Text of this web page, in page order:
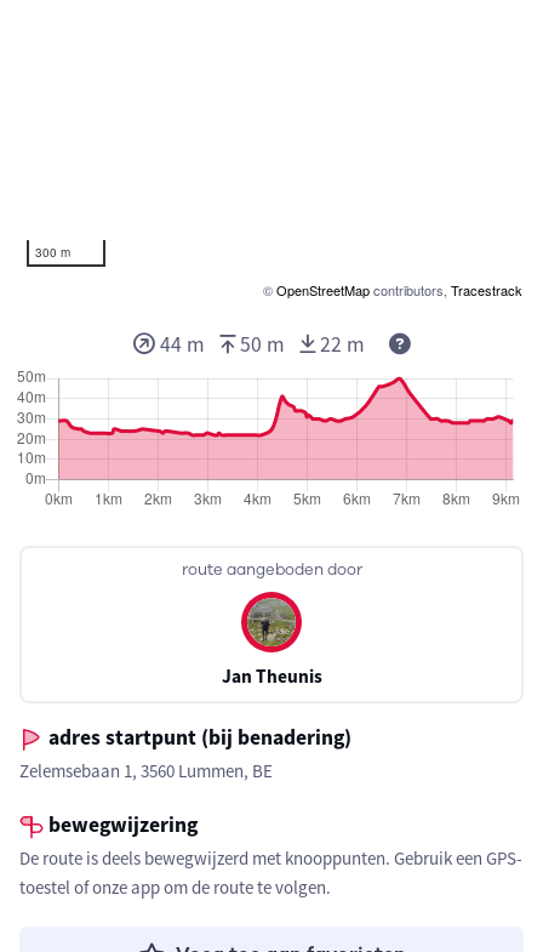
300 m
©OpenStreetMapcontributors, Tracestrack
route aangeboden door
Jan Theunis
adres startpunt (bij benadering)
Zelemsebaan 1, 3560 Lummen, BE
bewegwijzering
De route is deels bewegwijzerd met knooppunten. Gebruik een GPS-
toestel of onze app om de route te volgen.
44 m 50 m 22 m